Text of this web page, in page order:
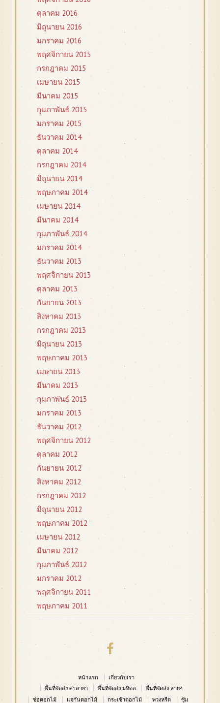
ตุลาคม 2016
มิถุนายน 2016
มกราคม 2016
พฤศจิกายน 2015
กรกฎาคม 2015
เมษายน 2015
มีนาคม 2015
กุมภาพันธ์ 2015
มกราคม 2015
ธันวาคม 2014
ตุลาคม 2014
กรกฎาคม 2014
มิถุนายน 2014
พฤษภาคม 2014
เมษายน 2014
มีนาคม 2014
กุมภาพันธ์ 2014
มกราคม 2014
ธันวาคม 2013
พฤศจิกายน 2013
ตุลาคม 2013
กันยายน 2013
สิงหาคม 2013
กรกฎาคม 2013
มิถุนายน 2013
พฤษภาคม 2013
เมษายน 2013
มีนาคม 2013
กุมภาพันธ์ 2013
มกราคม 2013
ธันวาคม 2012
พฤศจิกายน 2012
ตุลาคม 2012
กันยายน 2012
สิงหาคม 2012
กรกฎาคม 2012
มิถุนายน 2012
พฤษภาคม 2012
เมษายน 2012
มีนาคม 2012
กุมภาพันธ์ 2012
มกราคม 2012
พฤศจิกายน 2011
พฤษภาคม 2011
หน้าแรก
เกี่ยวกับเรา
พื้นที่จัดส่ง ศาลายา
พื้นที่จัดส่ง มหิดล
พื้นที่จัดส่ง สาย4
ช่อดอกไม้
แจกันดอกไม้ กระเช้าดอกไม้ พวงหรีด ซุ้ม